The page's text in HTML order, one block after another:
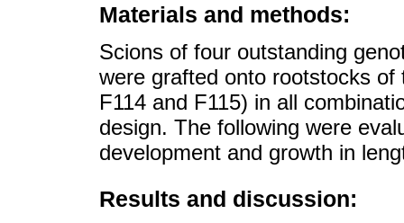
Materials and methods:
Scions of four outstanding
were grafted onto rootstocks
F114 and F115) in all
design. The following were
development and growth in
Results and discussion: